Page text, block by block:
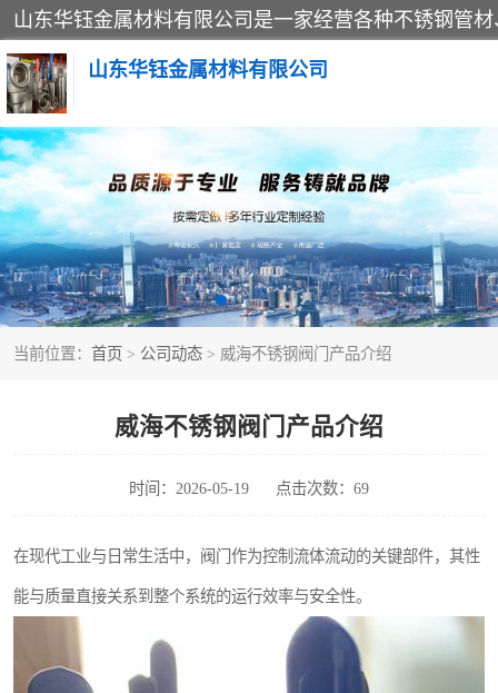
山东华钰金属材料有限公司
当前位置： 首页 > 公司动态 > 威海不锈钢阀门产品介绍
威海不锈钢阀门产品介绍
时间：2026-05-19 点击次数：69
在现代工业与日常生活中，阀门作为控制流体流动的关键部件，其性
能与质量直接关系到整个系统的运行效率与安全性。
不锈钢管
管件标准件
不锈钢人孔
不锈钢角钢